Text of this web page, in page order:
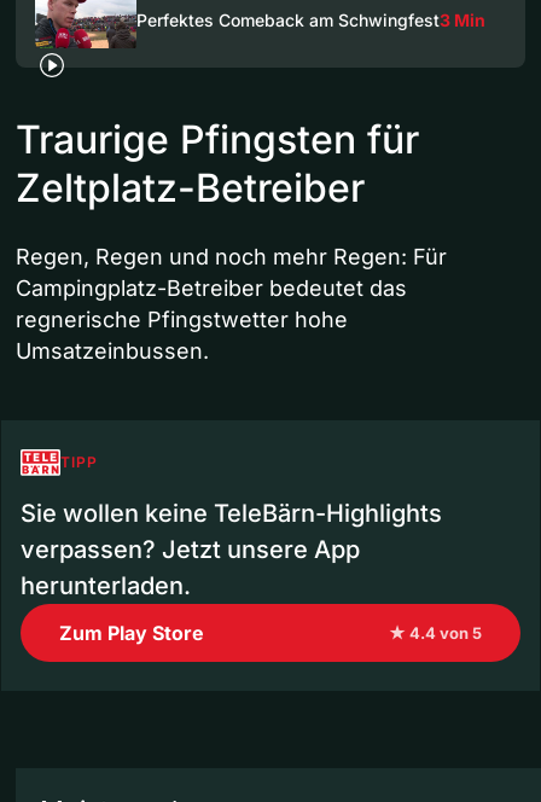
Perfektes Comeback am Schwingfest3 Min
Traurige Pfingsten für
Zeltplatz-Betreiber
Regen, Regen und noch mehr Regen: Für
Campingplatz-Betreiber bedeutet das
regnerische Pfingstwetter hohe
Umsatzeinbussen.
TIPP
Sie wollen keine TeleBärn-Highlights
verpassen? Jetzt unsere App
herunterladen.
Zum Play Store ★ 4.4 von 5